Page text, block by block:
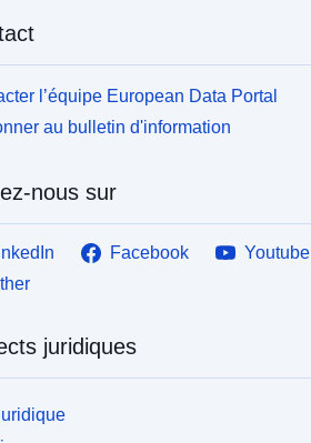
l’équipe European Data Portal
au bulletin d'information
nous sur
Facebook
Youtube
juridiques